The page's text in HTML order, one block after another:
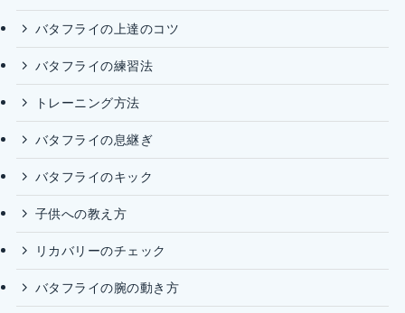
バタフライの上達のコツ
バタフライの練習法
トレーニング方法
バタフライの息継ぎ
バタフライのキック
子供への教え方
リカバリーのチェック
バタフライの腕の動き方